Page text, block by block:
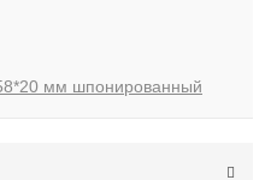
мм шпонированный